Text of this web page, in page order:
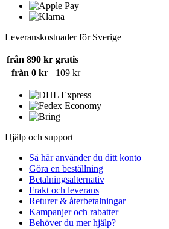
Leveranskostnader för Sverige
från 890 kr gratis
från 0 kr
109 kr
Hjälp och support
Så här använder du ditt konto
Göra en beställning
Betalningsalternativ
Frakt och leverans
Returer & återbetalningar
Kampanjer och rabatter
Behöver du mer hjälp?